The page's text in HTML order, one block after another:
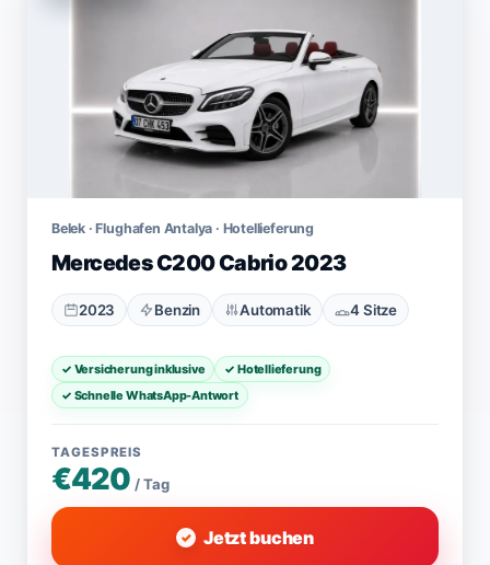
Belek · Flughafen Antalya · Hotellieferung
Mercedes C200 Cabrio 2023
2023 Benzin Automatik 4 Sitze
✓ Versicherung inklusive
✓ Hotellieferung
✓ Schnelle WhatsApp-Antwort
TAGESPREIS
€420 / Tag
Jetzt buchen